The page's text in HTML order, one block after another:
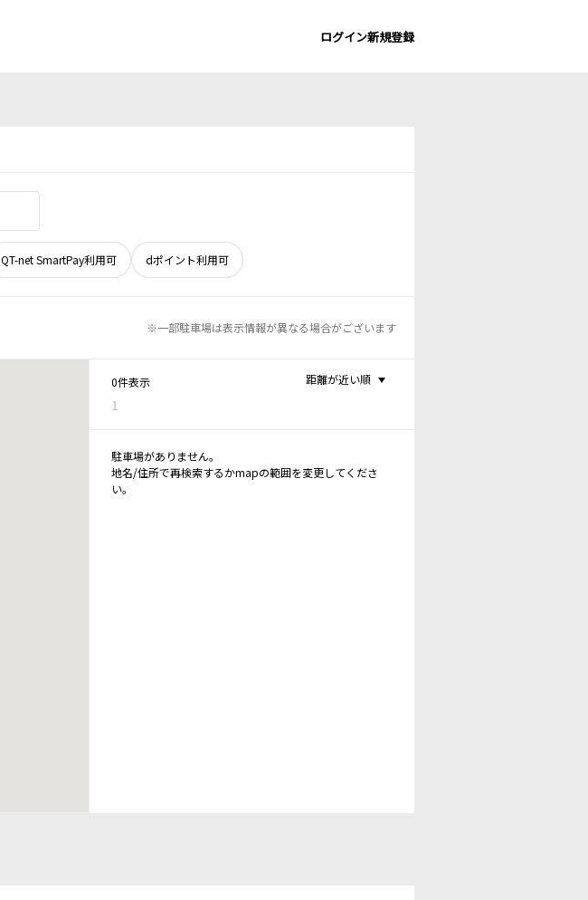
ログイン新規登録
QT-net SmartPay利用可 dポイント利用可
※一部駐車場は表示情報が異なる場合がございます
0件表示
1
距離が近い順
駐車場がありません。
地名/住所で再検索するかmapの範囲を変更してくださ
い。